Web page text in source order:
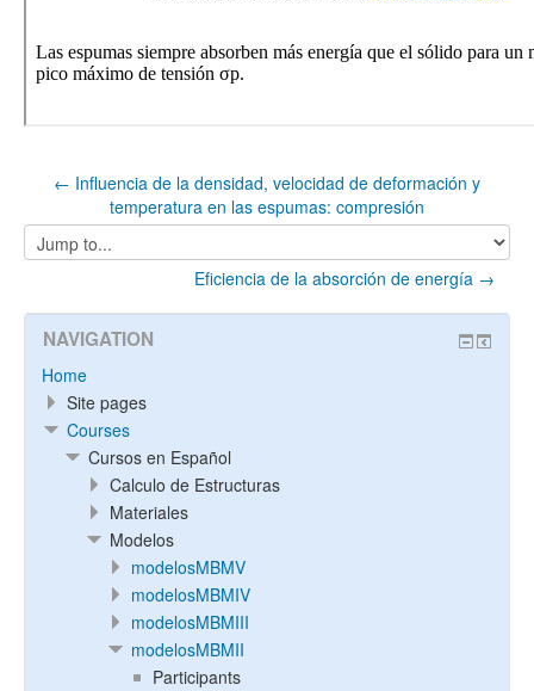
← Influencia de la densidad, velocidad de deformación y
temperatura en las espumas: compresión
Jump
to...
Eficiencia de la absorción de energía →
NAVIGATION
Home
Site pages
Courses
Cursos en Español
Calculo de Estructuras
Materiales
Modelos
modelosMBMV
modelosMBMIV
modelosMBMIII
modelosMBMII
Participants